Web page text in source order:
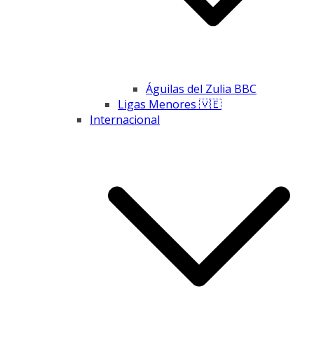
Águilas del Zulia BBC
Ligas Menores 🇻🇪
Internacional